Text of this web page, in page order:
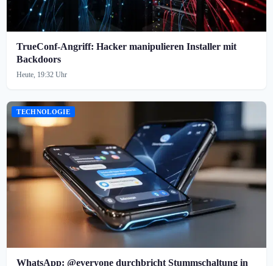
TrueConf-Angriff: Hacker manipulieren Installer mit
Backdoors
Heute, 19:32 Uhr
TECHNOLOGIE
WhatsApp: @everyone durchbricht Stummschaltung in